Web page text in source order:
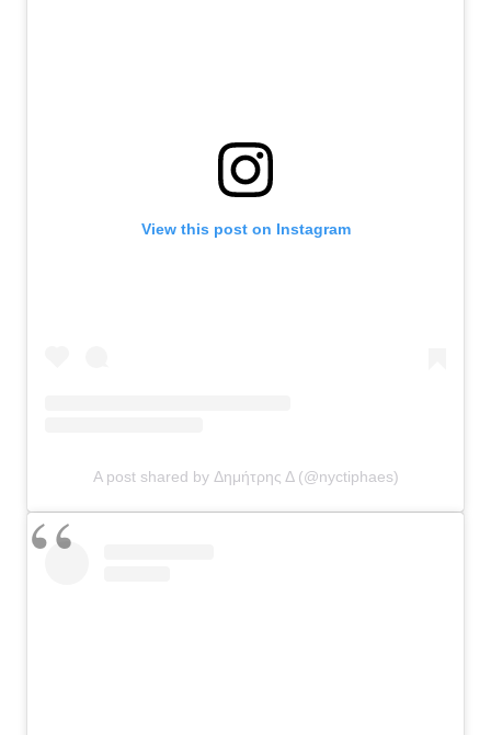
View this post on Instagram
A post shared by Δημήτρης Δ (@nyctiphaes)